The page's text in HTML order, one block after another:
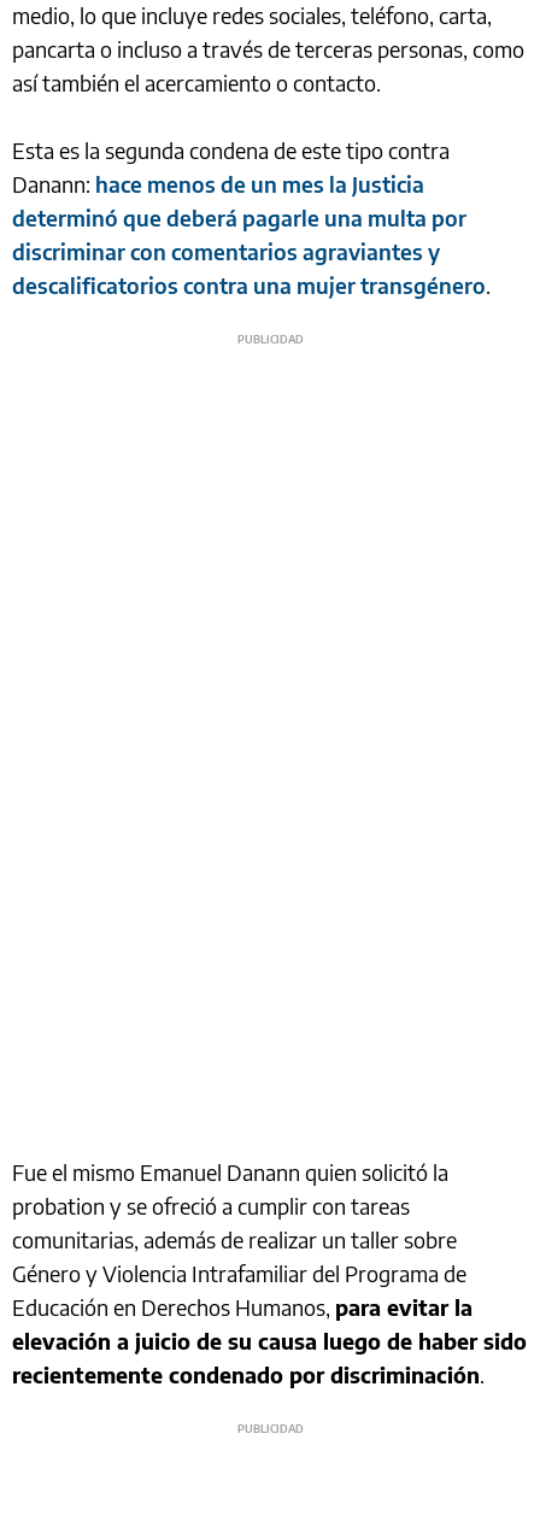
medio, lo que incluye redes sociales, teléfono, carta,
pancarta o incluso a través de terceras personas, como
así también el acercamiento o contacto.
Esta es la segunda condena de este tipo contra
Danann: hace menos de un mes la Justicia
determinó que deberá pagarle una multa por
discriminar con comentarios agraviantes y
descalificatorios contra una mujer transgénero.
Fue el mismo Emanuel Danann quien solicitó la
probation y se ofreció a cumplir con tareas
comunitarias, además de realizar un taller sobre
Género y Violencia Intrafamiliar del Programa de
Educación en Derechos Humanos, para evitar la
elevación a juicio de su causa luego de haber sido
recientemente condenado por discriminación.